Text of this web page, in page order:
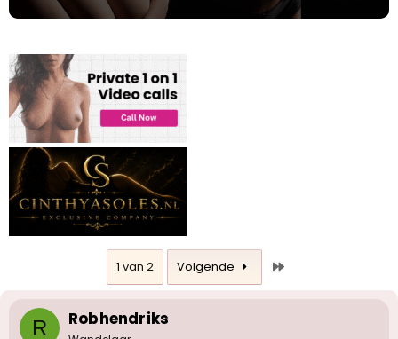
t
r
1 van 2 Volgende
R Robhendriks